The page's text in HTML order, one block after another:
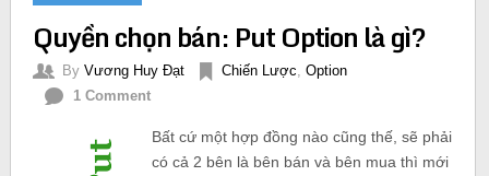
Quyền chọn bán: Put Option là gì?
By Vương Huy Đạt Chiến Lược Option
1 Comment
Bất cứ một hợp đồng nào cũng thế, sẽ phải
có cả 2 bên là bên bán và bên mua thì mới